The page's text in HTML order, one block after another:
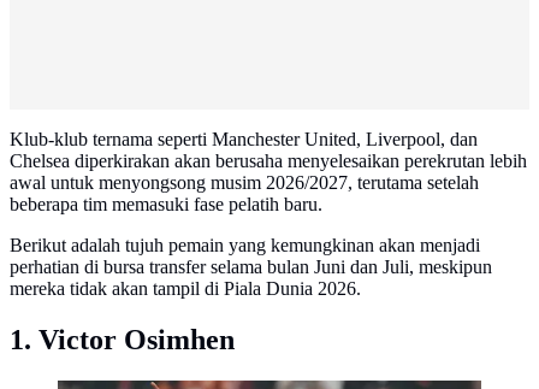
Klub-klub ternama seperti Manchester United, Liverpool, dan
Chelsea diperkirakan akan berusaha menyelesaikan perekrutan lebih
awal untuk menyongsong musim 2026/2027, terutama setelah
beberapa tim memasuki fase pelatih baru.
Berikut adalah tujuh pemain yang kemungkinan akan menjadi
perhatian di bursa transfer selama bulan Juni dan Juli, meskipun
mereka tidak akan tampil di Piala Dunia 2026.
1. Victor Osimhen